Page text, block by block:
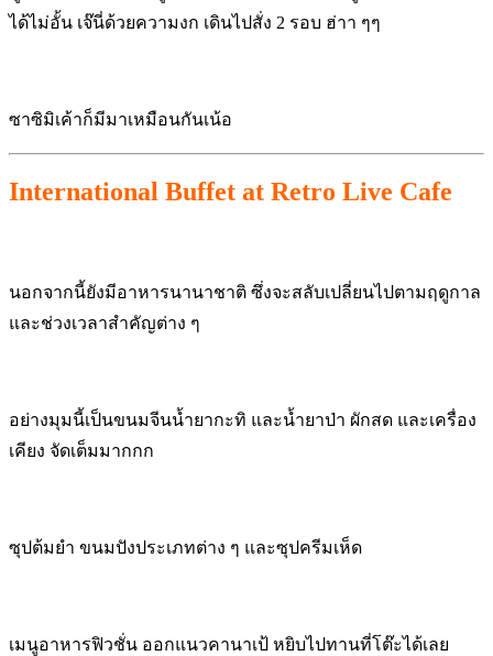
ได้ไม่อั้น เจ๊นี่ด้วยความงก เดินไปสั่ง 2 รอบ ฮ่าา ๆๆ
ซาซิมิเค้าก็มีมาเหมือนกันเน้อ
International Buffet at Retro Live Cafe
นอกจากนี้ยังมีอาหารนานาชาติ ซึ่งจะสลับเปลี่ยนไปตามฤดูกาล
และช่วงเวลาสำคัญต่าง ๆ
อย่างมุมนี้เป็นขนมจีนน้ำยากะทิ และน้ำยาป่า ผักสด และเครื่อง
เคียง จัดเต็มมากกก
ซุปต้มยำ ขนมปังประเภทต่าง ๆ และซุปครีมเห็ด
เมนูอาหารฟิวชั่น ออกแนวคานาเป้ หยิบไปทานที่โต๊ะได้เลย